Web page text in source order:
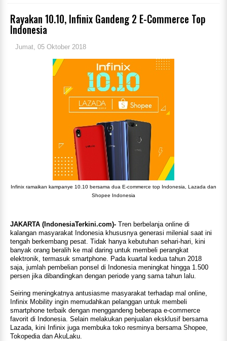
Rayakan 10.10, Infinix Gandeng 2 E-Commerce Top
Indonesia
Jumat, 05 Oktober 2018
Infinix ramaikan kampanye 10.10 bersama dua E-commerce top Indonesia, Lazada dan
Shopee Indonesia
JAKARTA (IndonesiaTerkini.com)- Tren berbelanja online di
kalangan masyarakat Indonesia khususnya generasi milenial saat ini
tengah berkembang pesat. Tidak hanya kebutuhan sehari-hari, kini
banyak orang beralih ke mal daring untuk membeli perangkat
elektronik, termasuk smartphone. Pada kuartal kedua tahun 2018
saja, jumlah pembelian ponsel di Indonesia meningkat hingga 1.500
persen jika dibandingkan dengan periode yang sama tahun lalu.
Seiring meningkatnya antusiasme masyarakat terhadap mal online,
Infinix Mobility ingin memudahkan pelanggan untuk membeli
smartphone terbaik dengan menggandeng beberapa e-commerce
favorit di Indonesia. Selain melakukan penjualan eksklusif bersama
Lazada, kini Infinix juga membuka toko resminya bersama Shopee,
Tokopedia dan AkuLaku.